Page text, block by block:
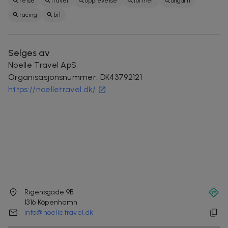
racing
bil
Selges av
Noelle Travel ApS
Organisasjonsnummer: DK43792121
https://noelletravel.dk/
Rigensgade 9B
1316 Köpenhamn
info@noelletravel.dk